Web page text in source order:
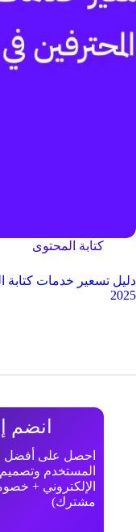
كتابة المحتوى
دليل تسعير خدمات كتابة
2025
انضم
احصل على أفضل
المستخدم
مشترك)